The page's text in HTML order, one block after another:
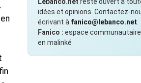
idées et opinions. Contactez-
écrivant à fanico@lebanco.net
Fanico : espace
en malinké